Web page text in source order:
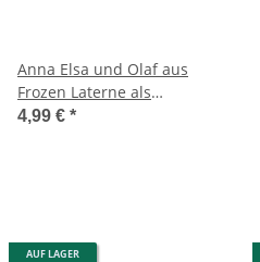
Anna Elsa und Olaf aus
Frozen Laterne als
Zuglaterne
4,99 € *
AUF LAGER